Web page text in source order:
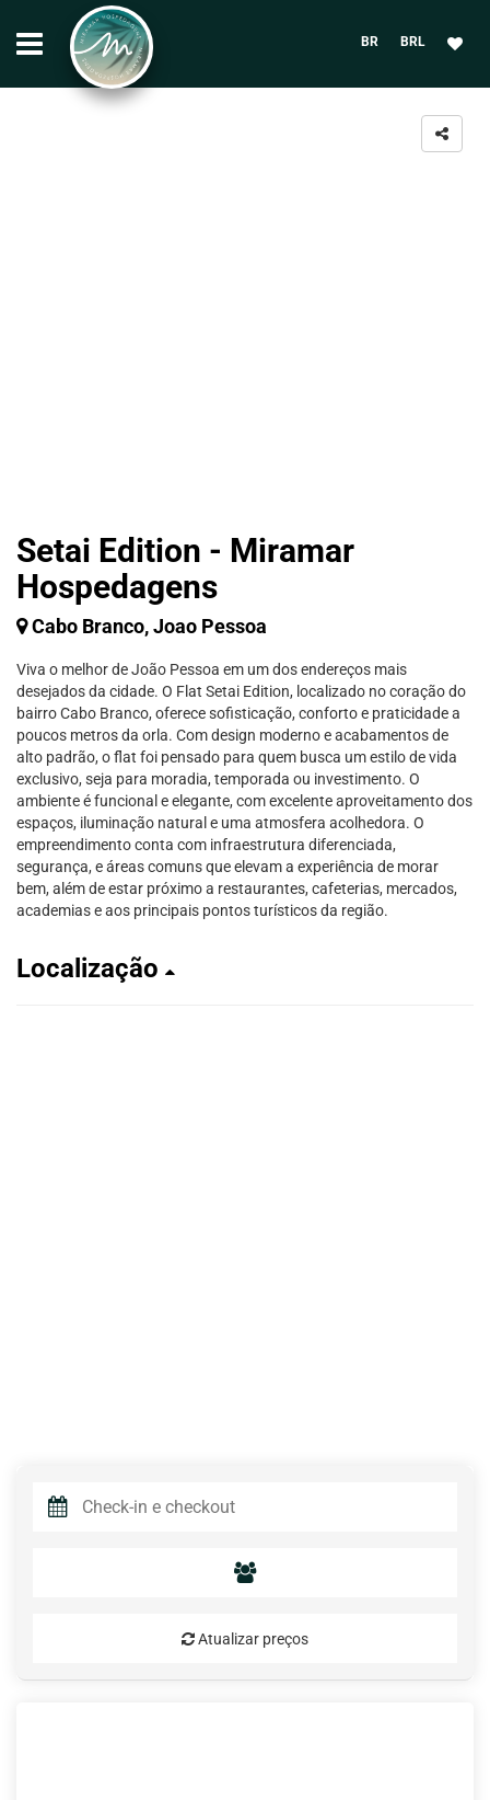
BR BRL
Setai Edition - Miramar
Hospedagens
Cabo Branco, Joao Pessoa
Viva o melhor de João Pessoa em um dos endereços mais
desejados da cidade. O Flat Setai Edition, localizado no coração do
bairro Cabo Branco, oferece sofisticação, conforto e praticidade a
poucos metros da orla. Com design moderno e acabamentos de
alto padrão, o flat foi pensado para quem busca um estilo de vida
exclusivo, seja para moradia, temporada ou investimento. O
ambiente é funcional e elegante, com excelente aproveitamento dos
espaços, iluminação natural e uma atmosfera acolhedora. O
empreendimento conta com infraestrutura diferenciada,
segurança, e áreas comuns que elevam a experiência de morar
bem, além de estar próximo a restaurantes, cafeterias, mercados,
academias e aos principais pontos turísticos da região.
Localização
Atualizar preços